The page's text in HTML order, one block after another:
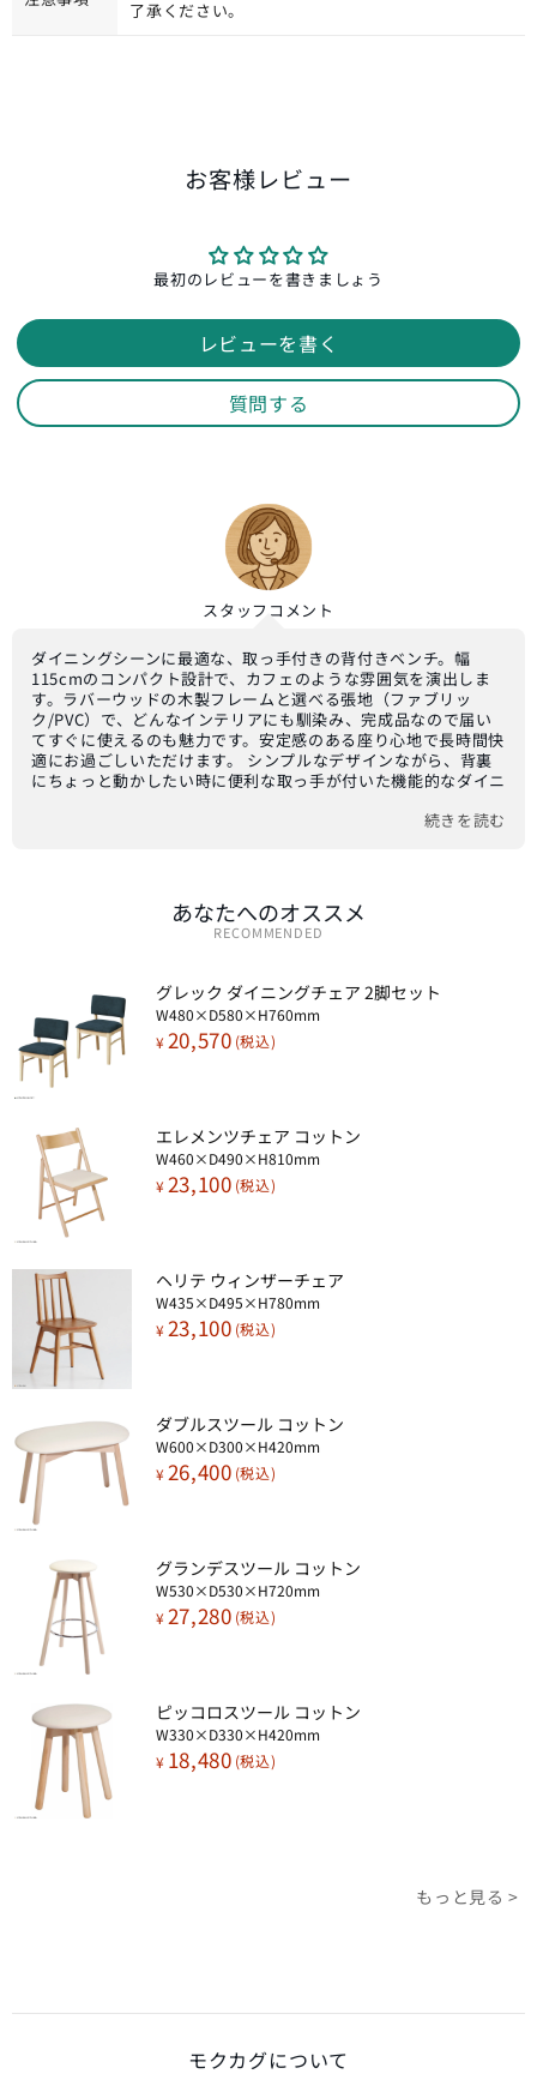
了承ください。
お客様レビュー
最初のレビューを書きましょう
レビューを書く
質問する
スタッフ コメント
ダイニングシーンに最適な、取っ手付きの背付きベンチ。幅
115cmのコンパクト設計で、カフェのような雰囲気を演出しま
す。ラバーウッドの木製フレームと選べる張地（ファブリッ
ク/PVC）で、どんなインテリアにも馴染み、完成品なので届い
てすぐに使えるのも魅力です。安定感のある座り心地で長時間快
適にお過ごしいただけます。 シンプルなデザインながら、背裏
にちょっと動かしたい時に便利な取っ手が付いた機能的なダイニ
は、温かみのあるラバーウッドを使用。座面はやや硬めに設計さ
ー、ブラウン×グレー）と、高級感あふれるレザーファブリック
（PVC、ブラウン×ブラック）の2種類をご用意。お部屋の雰囲
気や好みに合わせて自由にお選びいただけます。 サイズは
W1100×D490mmとゆったり。完成品でお届けするため、開梱
後すぐにお使いいただけます。ダイニングテーブルと合わせてカ
フェ風の空間を演出したり、リビングの補助椅子としても活躍し
ます。木製家具ならではの温もりと機能性を兼ね備えた、長く愛
用できる背付きベンチです。
続きを読む
あなたへのオススメ
RECOMMENDED
グレック ダイニングチェア 2脚セット​
W480×D580×H760mm
¥ 20,570
エレメンツチェア コットン​
W460×D490×H810mm
¥ 23,100
ヘリテ ウィンザーチェア
W435×D495×H780mm
¥ 23,100
ダブルスツール コットン​
W600×D300×H420mm
¥ 26,400
グランデスツール コットン​
W530×D530×H720mm
¥ 27,280
ピッコロスツール コットン​
W330×D330×H420mm
¥ 18,480
もっと見る >
モクカグについて